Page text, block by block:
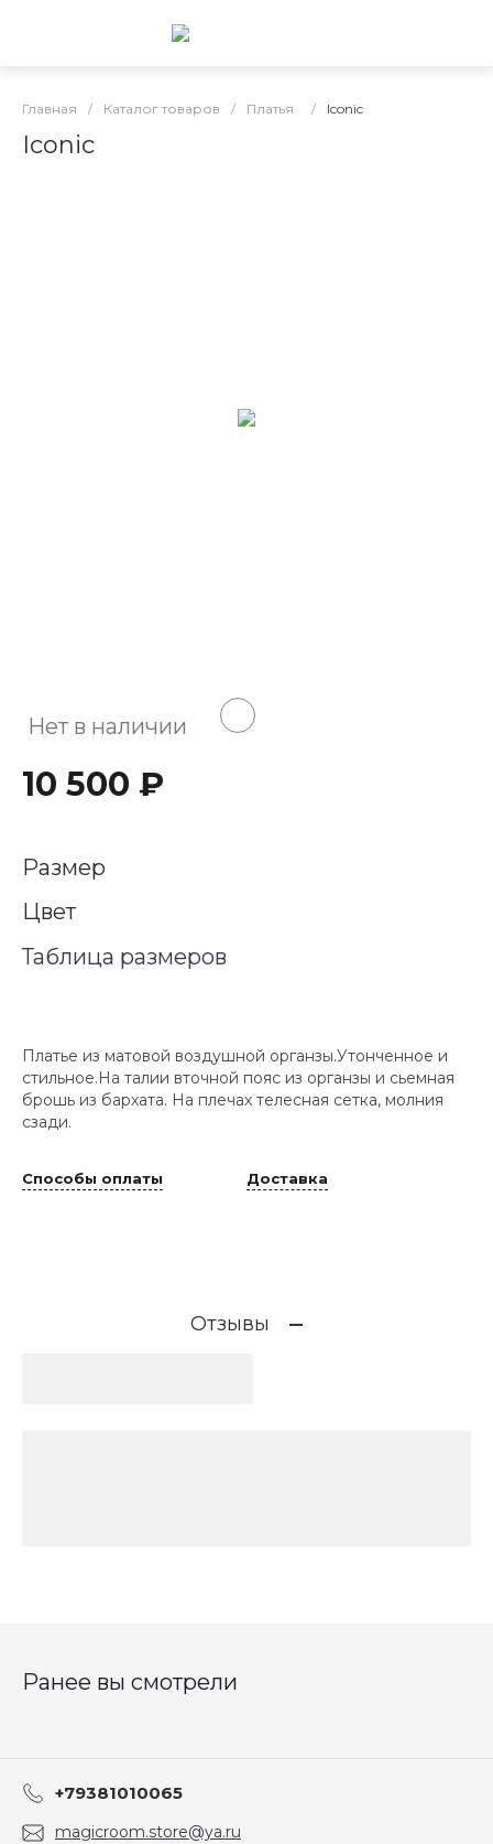
Главная / Каталог товаров / Платья / Iconic
Iconic
Нет в наличии
10 500 ₽
Размер
Цвет
Таблица размеров
Платье из матовой воздушной органзы.Утонченное и
стильное.На талии вточной пояс из органзы и сьемная
брошь из бархата. На плечах телесная сетка, молния
сзади.
Способы оплаты Доставка
Отзывы
Ранее вы смотрели
+79381010065
magicroom.store@ya.ru